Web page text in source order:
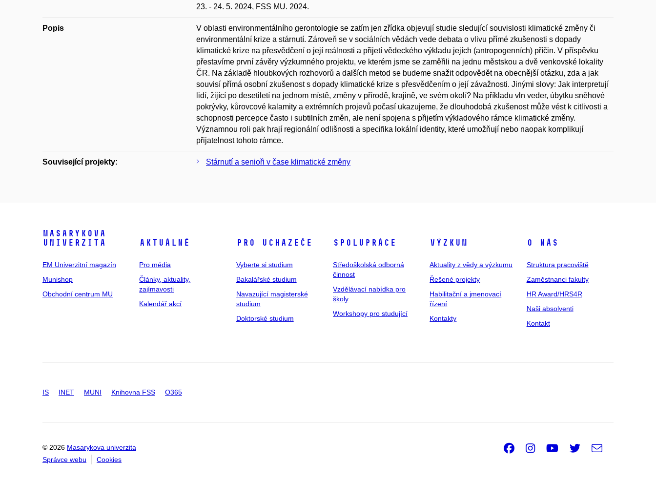
23. - 24. 5. 2024, FSS MU. 2024.
Popis
V oblasti environmentálního gerontologie se zatím jen zřídka objevují studie sledující souvislosti klimatické změny či
environmentální krize a stárnutí. Zároveň se v sociálních vědách vede debata o vlivu přímé zkušenosti s dopady
klimatické krize na přesvědčení o její reálnosti a přijetí vědeckého výkladu jejích (antropogenních) příčin. V příspěvku
přestavíme první závěry výzkumného projektu, ve kterém jsme se zaměřili na jednu městskou a dvě venkovské lokality
ČR. Na základě hloubkových rozhovorů a dalších metod se budeme snažit odpovědět na obecnější otázku, zda a jak
souvisí přímá osobní zkušenost s dopady klimatické krize s přesvědčením o její závažnosti. Jinými slovy: Jak interpretují
lidí, žijící po desetiletí na jednom místě, změny v přírodě, krajině, ve svém okolí? Na příkladu vln veder, úbytku sněhové
pokrývky, kůrovcové kalamity a extrémních projevů počasí ukazujeme, že dlouhodobá zkušenost může vést k citlivosti a
schopnosti percepce často i subtilních změn, ale není spojena s přijetím výkladového rámce klimatické změny.
Významnou roli pak hrají regionální odlišnosti a specifika lokální identity, které umožňují nebo naopak komplikují
přijatelnost tohoto rámce.
Související projekty: Stárnutí a senioři v čase klimatické změny
Masarykova
univerzita
EM Univerzitní magazín
Munishop
Obchodní centrum MU
Aktuálně
Pro média
Články, aktuality,
zajímavosti
Kalendář akcí
Pro uchazeče
Vyberte si studium
Bakalářské studium
Navazující magisterské
studium
Doktorské studium
Spolupráce
Středoškolská odborná
činnost
Vzdělávací nabídka pro
školy
Workshopy pro studující
Výzkum
Aktuality z vědy a výzkumu
Řešené projekty
Habilitační a jmenovací
řízení
Kontakty
O nás
Struktura pracoviště
Zaměstnanci fakulty
HR Award/HRS4R
Naši absolventi
Kontakt
IS INET MUNI Knihovna FSS O365
© 2026 Masarykova univerzita
Správce webu
Cookies
Facebook
Instagram
Youtube
Twitter
e-